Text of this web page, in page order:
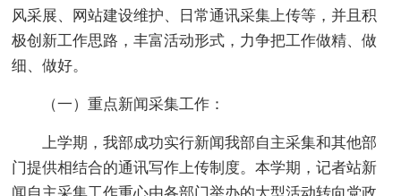
风采展、网站建设维护、日常通讯采集上传等，并且积
极创新工作思路，丰富活动形式，力争把工作做精、做
细、做好。
（一）重点新闻采集工作：
上学期，我部成功实行新闻我部自主采集和其他部
门提供相结合的通讯写作上传制度。本学期，记者站新
闻自主采集工作重心由各部门举办的大型活动转向党政